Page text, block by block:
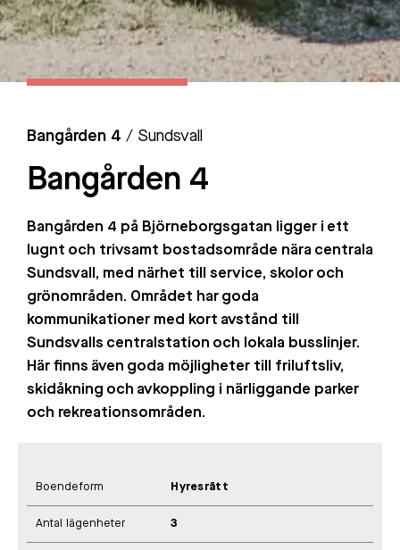
Bangården 4 / Sundsvall
Bangården 4
Bangården 4 på Björneborgsgatan ligger i ett
lugnt och trivsamt bostadsområde nära centrala
Sundsvall, med närhet till service, skolor och
grönområden. Området har goda
kommunikationer med kort avstånd till
Sundsvalls centralstation och lokala busslinjer.
Här finns även goda möjligheter till friluftsliv,
skidåkning och avkoppling i närliggande parker
och rekreationsområden.
Boendeform Hyresrätt
Antal lägenheter 3